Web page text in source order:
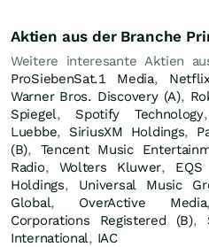
Aktien aus der Branche
Weitere interesante Aktien
ProSiebenSat.1 Media,
Warner Bros. Discovery (A),
Spiegel, Spotify Technology
Luebbe, SiriusXM Holdings,
(B), Tencent Music
Radio, Wolters Kluwer,
Holdings, Universal Music
Global, OverActive Media
Corporations Registered (B),
International, IAC